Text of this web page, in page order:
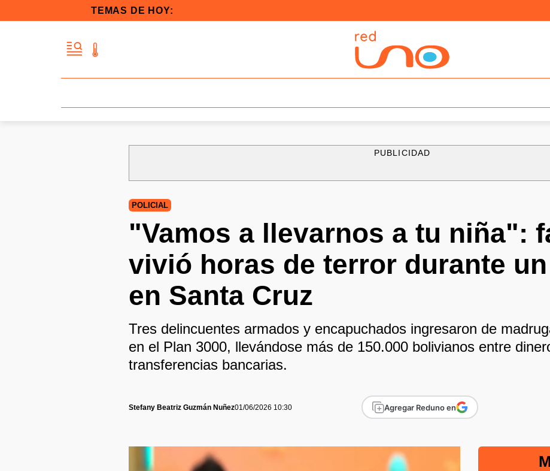
TEMAS DE HOY:
PUBLICIDAD
POLICIAL
"Vamos a llevarnos a tu niña":
vivió horas de terror durante
en Santa Cruz
Tres delincuentes armados y encapuchados ingresaron de
en el Plan 3000, llevándose más de 150.000 bolivianos entre
transferencias bancarias.
Stefany Beatriz Guzmán Nuñez01/06/2026 10:30 Agregar Reduno en